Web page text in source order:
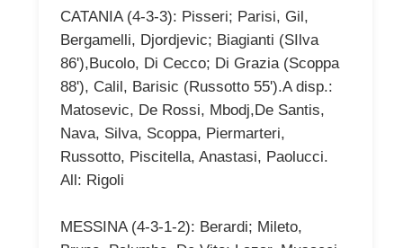
CATANIA (4-3-3): Pisseri; Parisi, Gil,
Bergamelli, Djordjevic; Biagianti (SIlva
86'),Bucolo, Di Cecco; Di Grazia (Scoppa
88'), Calil, Barisic (Russotto 55').A disp.:
Matosevic, De Rossi, Mbodj,De Santis,
Nava, Silva, Scoppa, Piermarteri,
Russotto, Piscitella, Anastasi, Paolucci.
All: Rigoli
MESSINA (4-3-1-2): Berardi; Mileto,